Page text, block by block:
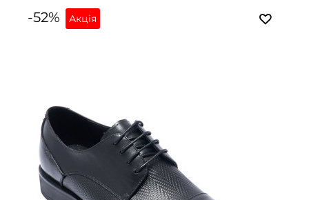
-52% Акція